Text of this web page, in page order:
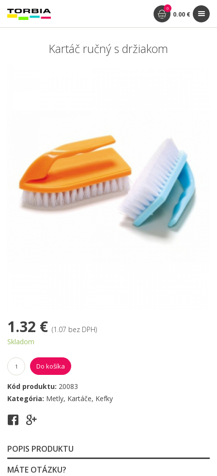
0
0.00 €
Kartáč ručný s držiakom
1.32 € (1.07 bez DPH)
Skladom
Do košíka
Kód produktu: 20083
Kategória: Metly, Kartáče, Kefky
POPIS PRODUKTU
MÁTE OTÁZKU?